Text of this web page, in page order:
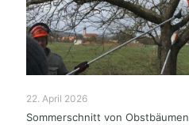
22. April 2026
Sommerschnitt von Obstbäumen